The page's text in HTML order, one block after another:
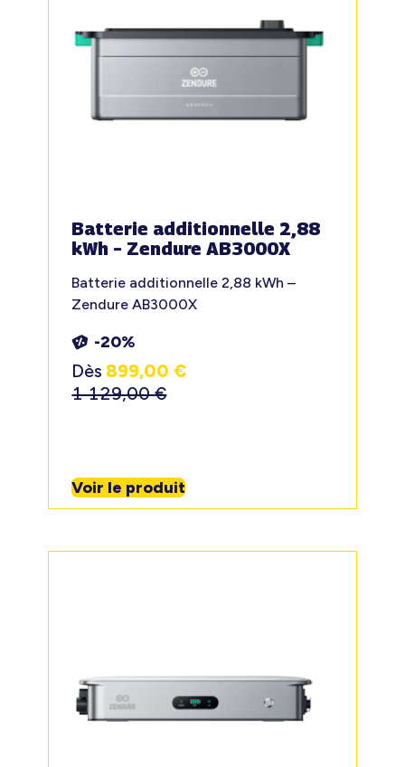
Batterie additionnelle 2,88
kWh – Zendure AB3000X
Batterie additionnelle 2,88 kWh –
Zendure AB3000X
-20%
Dès 899,00€
1 129,00€
Voir le produit